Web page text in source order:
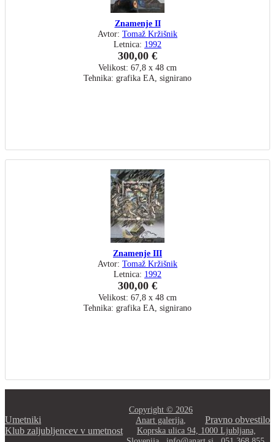
Znamenje II
Avtor: Tomaž Kržišnik
Letnica: 1992
300,00 €
Velikost: 67,8 x 48 cm
Tehnika: grafika EA, signirano
Znamenje III
Avtor: Tomaž Kržišnik
Letnica: 1992
300,00 €
Velikost: 67,8 x 48 cm
Tehnika: grafika EA, signirano
Umetniki
Klub zaljubljencev v umetnost
Pravno obvestilo
Copyright © 2026
Anart galerija,
Koprska ulica 94, 1000 Ljubljana,